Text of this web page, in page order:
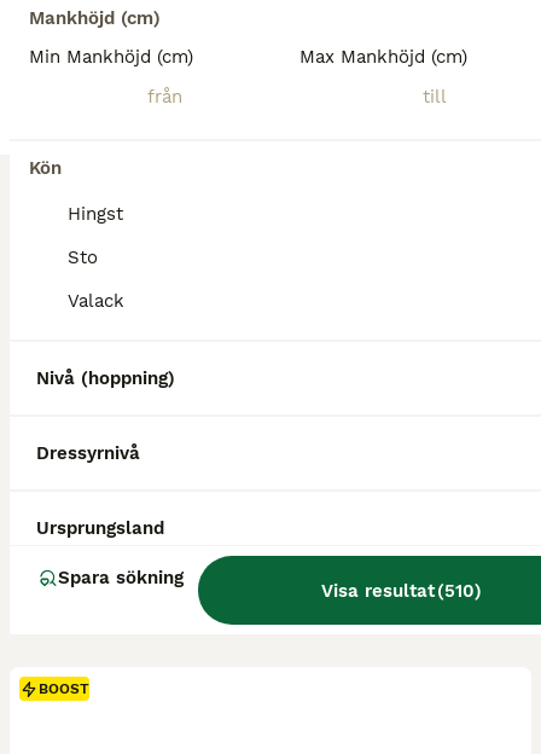
Mankhöjd (cm)
Min Mankhöjd (cm)
Max Mankhöjd (cm)
Kön
Hingst
Sto
Valack
Nivå (hoppning)
Dressyrnivå
Ursprungsland
Spara sökning
Visa resultat(510)
Varmblod (Halvblod)
Valack6 år 177 cm175 000 kr
BOOST